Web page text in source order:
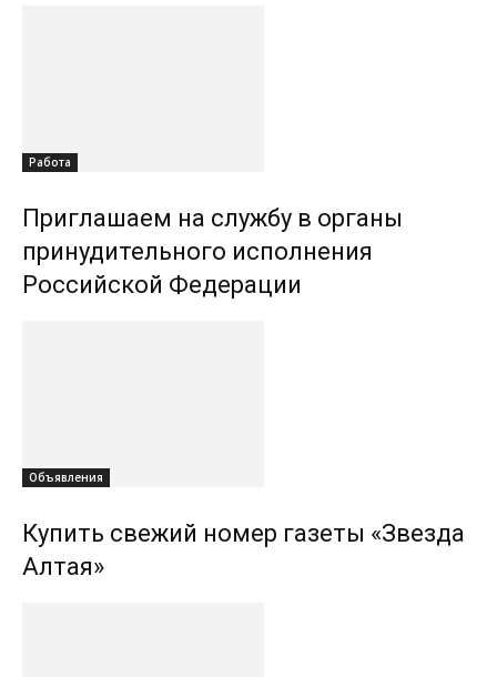
Работа
Приглашаем на службу в органы
принудительного исполнения
Российской Федерации
Объявления
Купить свежий номер газеты «Звезда
Алтая»